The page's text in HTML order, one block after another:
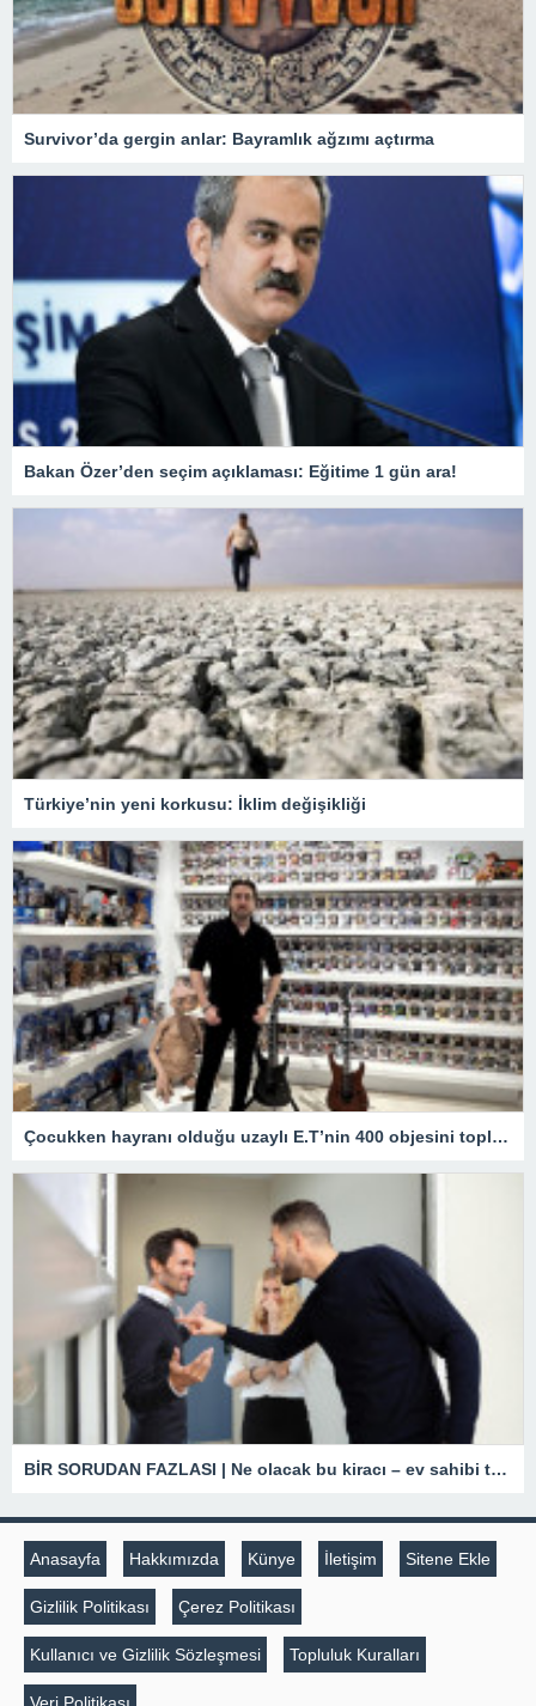
Survivor’da gergin anlar: Bayramlık ağzımı açtırma
Bakan Özer’den seçim açıklaması: Eğitime 1 gün ara!
Türkiye’nin yeni korkusu: İklim değişikliği
Çocukken hayranı olduğu uzaylı E.T’nin 400 objesini topladı
BİR SORUDAN FAZLASI | Ne olacak bu kiracı – ev sahibi tartışmaları?
Anasayfa Hakkımızda Künye İletişim Sitene Ekle
Gizlilik Politikası Çerez Politikası
Kullanıcı ve Gizlilik Sözleşmesi Topluluk Kuralları